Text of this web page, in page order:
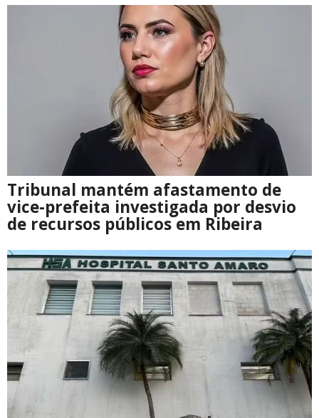
Tribunal mantém afastamento de
vice-prefeita investigada por desvio
de recursos públicos em Ribeira